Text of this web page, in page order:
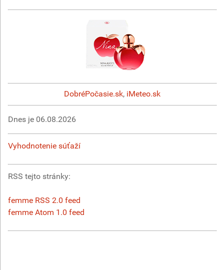
DobréPočasie.sk, iMeteo.sk
Dnes je 06.08.2026
Vyhodnotenie súťaží
RSS tejto stránky:
femme RSS 2.0 feed
femme Atom 1.0 feed